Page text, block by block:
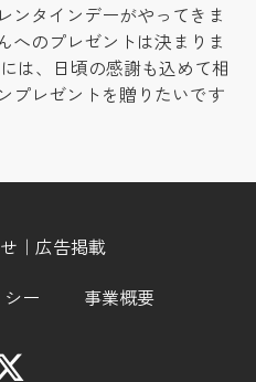
ンタインデーがやってきま
へのプレゼントは決まりま
は、日頃の感謝も込めて相
プレゼントを贈りたいです
｜広告掲載
ー
事業概要